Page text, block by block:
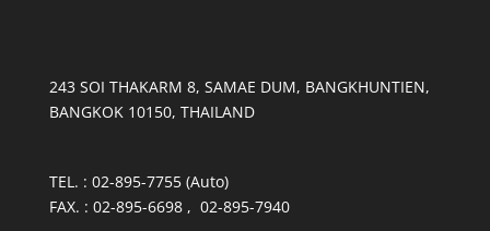
243 SOI THAKARM 8, SAMAE DUM, BANGKHUNTIEN,
BANGKOK 10150, THAILAND
TEL. : 02-895-7755 (Auto)
FAX. : 02-895-6698 , 02-895-7940